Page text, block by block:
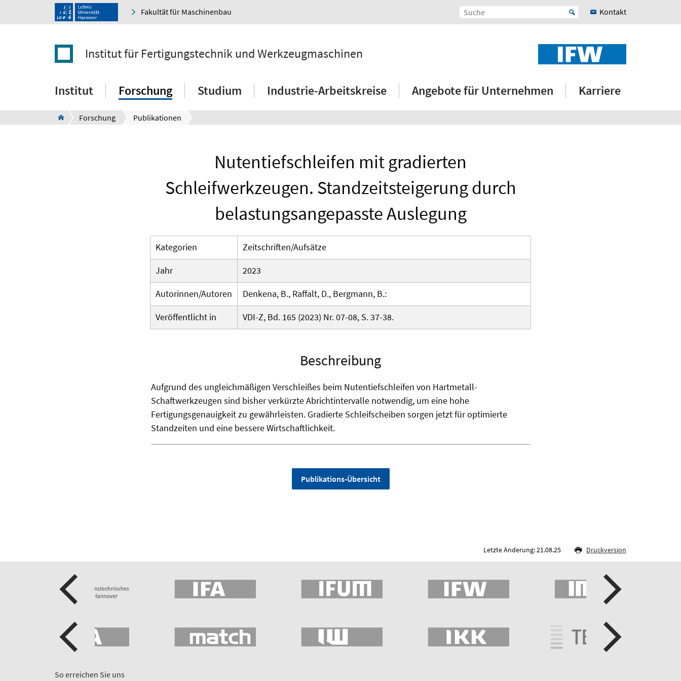
Fakultät für Maschinenbau Kontakt
Institut für Fertigungstechnik und Werkzeugmaschinen
Institut Forschung Studium Industrie-Arbeitskreise Angebote für Unternehmen Karriere
Forschung Publikationen
Nutentiefschleifen mit gradierten
Schleifwerkzeugen. Standzeitsteigerung durch
belastungsangepasste Auslegung
Kategorien
Zeitschriften/Aufsätze
Jahr
2023
Autorinnen/Autoren
Denkena, B., Raffalt, D., Bergmann, B.:
Veröffentlicht in
VDI-Z, Bd. 165 (2023) Nr. 07-08, S. 37-38.
Beschreibung
Aufgrund des ungleichmäßigen Verschleißes beim Nutentiefschleifen von Hartmetall-
Schaftwerkzeugen sind bisher verkürzte Abrichtintervalle notwendig, um eine hohe
Fertigungsgenauigkeit zu gewährleisten. Gradierte Schleifscheiben sorgen jetzt für optimierte
Standzeiten und eine bessere Wirtschaftlichkeit.
Publikations-Übersicht
Letzte Änderung: 21.08.25 Druckversion
So erreichen Sie uns